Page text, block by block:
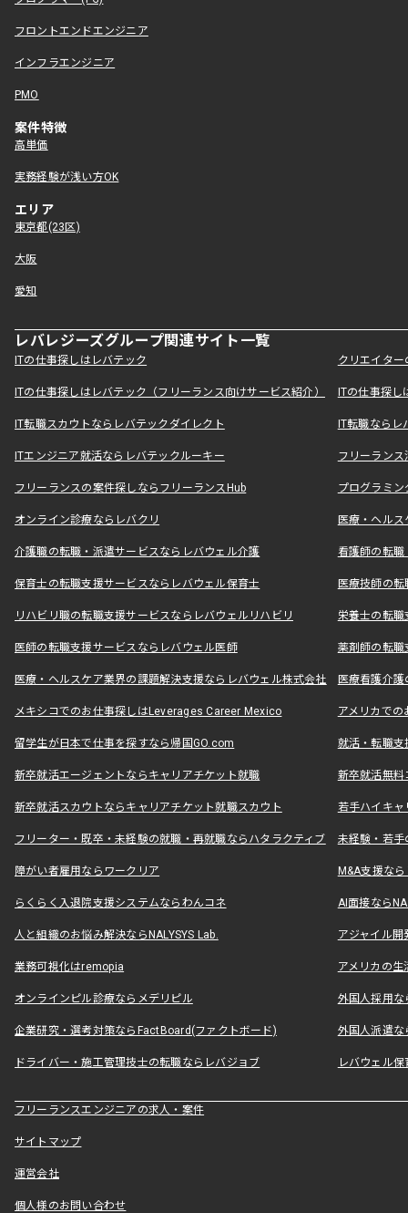
フロントエンドエンジニア
インフラエンジニア
PMO
案件特徴
高単価
実務経験が浅い方OK
エリア
東京都(23区)
大阪
愛知
レバレジーズグループ関連サイト一覧
ITの仕事探しはレバテック クリエイタ
ITの仕事探しはレバテック（フリーランス向けサービス紹介） ITの仕事探
IT転職スカウトならレバテックダイレクト IT転職なら
ITエンジニア就活ならレバテックルーキー フリーラン
フリーランスの案件探しならフリーランスHub プログラミ
オンライン診療ならレバクリ 医療・ヘル
介護職の転職・派遣サービスならレバウェル介護 看護師の転
保育士の転職支援サービスならレバウェル保育士 医療技師の
リハビリ職の転職支援サービスならレバウェルリハビリ 栄養士の転
医師の転職支援サービスならレバウェル医師 薬剤師の転
医療・ヘルスケア業界の課題解決支援ならレバウェル株式会社 医療看護介
メキシコでのお仕事探しはLeverages Career Mexico アメリカで
留学生が日本で仕事を探すなら帰国GO.com 就活・転職
新卒就活エージェントならキャリアチケット就職 新卒就活無料
新卒就活スカウトならキャリアチケット就職スカウト 若手ハイキ
フリーター・既卒・未経験の就職・再就職ならハタラクティブ 未経験・若手
障がい者雇用ならワークリア M&A支援な
らくらく入退院支援システムならわんコネ AI面接なら
人と組織のお悩み解決ならNALYSYS Lab. アジャイル
業務可視化はremopia アメリカの
オンラインピル診療ならメデリピル 外国人採用
企業研究・選考対策ならFactBoard(ファクトボード) 外国人派遣な
ドライバー・施工管理技士の転職ならレバジョブ レバウェル
フリーランスエンジニアの求人・案件
サイトマップ
運営会社
個人様のお問い合わせ